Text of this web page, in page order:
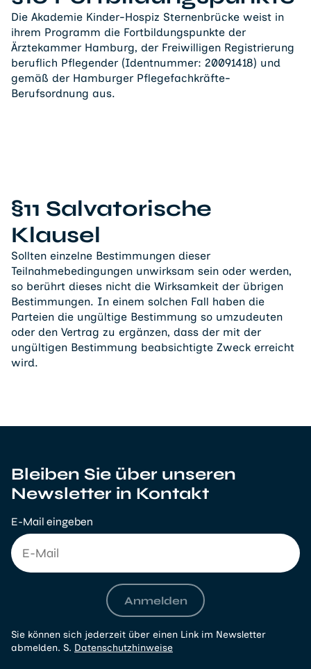
Die Akademie Kinder-Hospiz Sternenbrücke weist in
ihrem Programm die Fortbildungspunkte der
Ärztekammer Hamburg, der Freiwilligen Registrierung
beruflich Pflegender (Identnummer: 20091418) und
gemäß der Hamburger Pflegefachkräfte-
Berufsordnung aus.
§11 Salvatorische
Klausel
Sollten einzelne Bestimmungen dieser
Teilnahmebedingungen unwirksam sein oder werden,
so berührt dieses nicht die Wirksamkeit der übrigen
Bestimmungen. In einem solchen Fall haben die
Parteien die ungültige Bestimmung so umzudeuten
oder den Vertrag zu ergänzen, dass der mit der
ungültigen Bestimmung beabsichtigte Zweck erreicht
wird.
Bleiben Sie über unseren
Newsletter in Kontakt
E-Mail eingeben
Anmelden
Sie können sich jederzeit über einen Link im Newsletter
abmelden. S. Datenschutzhinweise